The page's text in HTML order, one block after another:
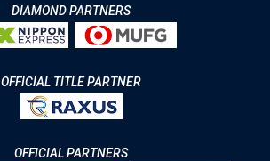
DIAMOND PARTNERS
OFFICIAL TITLE PARTNER
OFFICIAL PARTNERS